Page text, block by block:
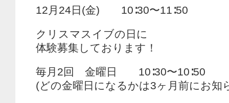
12月24日(金) 10∶30〜11∶50
クリスマスイブの日に
体験募集しております！
毎月2回 金曜日 10∶30〜10∶50
(どの金曜日になるかは3ヶ月前にお知